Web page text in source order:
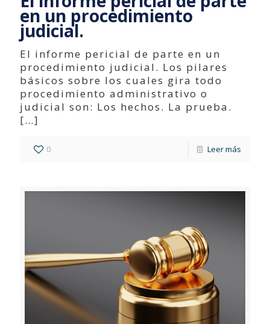
en un procedimiento
judicial.
El informe pericial de parte en un
procedimiento judicial. Los pilares
básicos sobre los cuales gira todo
procedimiento administrativo o
judicial son: Los hechos. La prueba.
[…]
0 Leer más